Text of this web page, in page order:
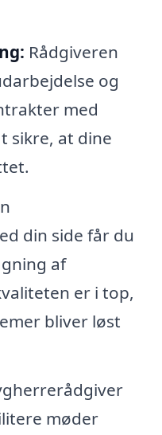
Rådgiveren
og
med
sikre, at dine
din side får du
af
er i top,
bliver løst
møder